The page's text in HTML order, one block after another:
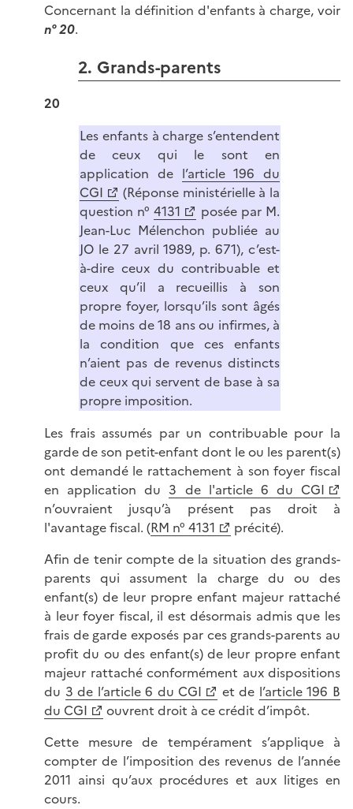
Concernant la définition d'enfants à charge, voir
n° 20.
2. Grands-parents
20
Les enfants à charge s’entendent
de ceux qui le sont en
application de l’article 196 du
CGI
(Réponse ministérielle à la
question n°4131
posée par M.
Jean-Luc Mélenchon publiée au
JO le 27 avril 1989, p. 671), c’est-
à-dire ceux du contribuable et
ceux qu’il a recueillis à son
propre foyer, lorsqu’ils sont âgés
de moins de 18 ans ou infirmes, à
la condition que ces enfants
n’aient pas de revenus distincts
de ceux qui servent de base à sa
propre imposition.
Les frais assumés par un contribuable pour la
garde de son petit-enfant dont le ou les parent(s)
ont demandé le rattachement à son foyer fiscal
en application du 3 de l'article 6 du CGI
n’ouvraient jusqu’à présent pas droit à
l'avantage fiscal. (RM n° 4131
précité).
Afin de tenir compte de la situation des grands-
parents qui assument la charge du ou des
enfant(s) de leur propre enfant majeur rattaché
à leur foyer fiscal, il est désormais admis que les
frais de garde exposés par ces grands-parents au
profit du ou des enfant(s) de leur propre enfant
majeur rattaché conformément aux dispositions
du 3 de l’article 6 du CGI et de l’article 196 B
du CGI
ouvrent droit à ce crédit d’impôt.
Cette mesure de tempérament s’applique à
compter de l’imposition des revenus de l’année
2011 ainsi qu’aux procédures et aux litiges en
cours.